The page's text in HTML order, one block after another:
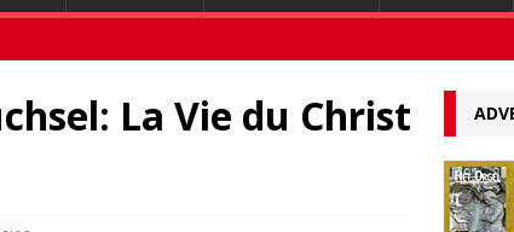
La Vie du Christ